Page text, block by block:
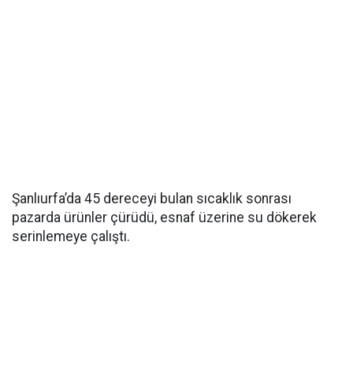
Şanlıurfa’da 45 dereceyi bulan sıcaklık sonrası
pazarda ürünler çürüdü, esnaf üzerine su dökerek
serinlemeye çalıştı.